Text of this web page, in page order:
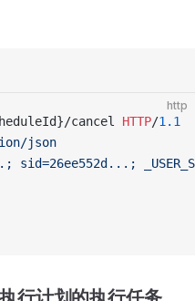
http
cancel HTTP/1.1
json